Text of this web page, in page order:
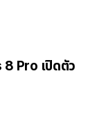
Pro เปิดตัว